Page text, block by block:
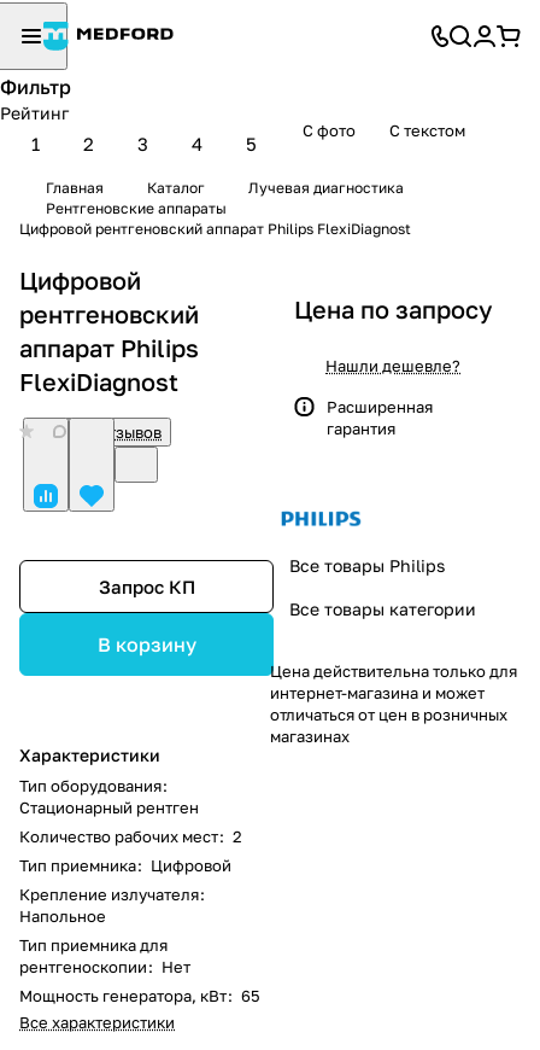
Фильтр
Рейтинг
1 2 3 4 5
С фото С текстом
Главная Каталог
Лучевая диагностика
Рентгеновские аппараты
Цифровой рентгеновский аппарат Philips FlexiDiagnost
Цифровой
рентгеновский
аппарат Philips
FlexiDiagnost
Нет отзывов
Запрос КП
В корзину
Характеристики
Тип оборудования:
Стационарный рентген
Количество рабочих мест: 2
Тип приемника: Цифровой
Крепление излучателя:
Напольное
Тип приемника для
рентгеноскопии: Нет
Мощность генератора, кВт: 65
Все характеристики
Цена по запросу
Нашли дешевле?
Расширенная
гарантия
Все товары Philips
Все товары категории
Цена действительна только для
интернет-магазина и может
отличаться от цен в розничных
магазинах